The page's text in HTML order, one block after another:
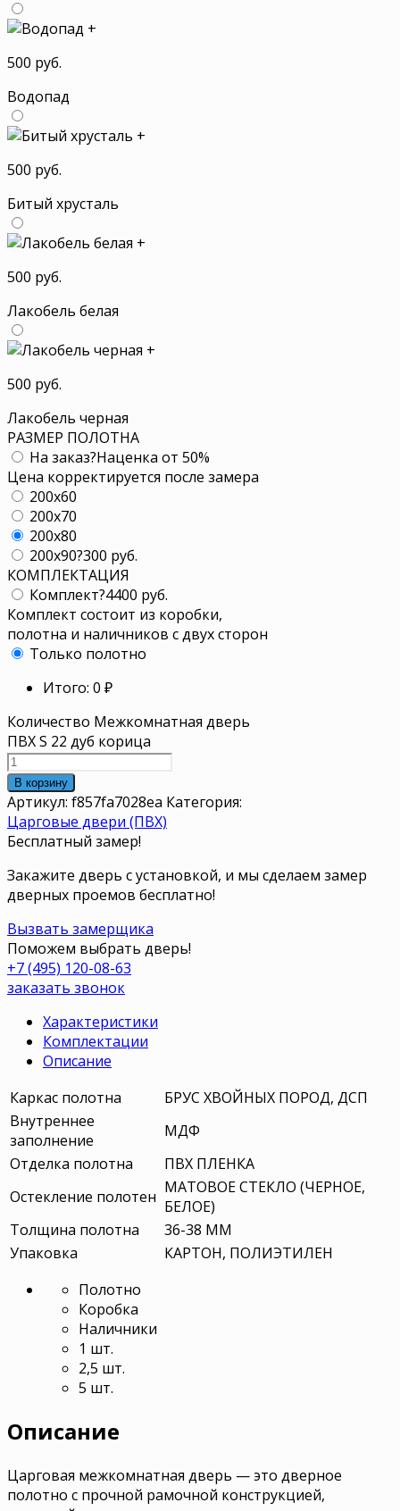
+
500 руб.
Водопад
+
500 руб.
Битый хрусталь
+
500 руб.
Лакобель белая
+
500 руб.
Лакобель черная
РАЗМЕР ПОЛОТНА
На заказ?Наценка от 50%
Цена корректируется после замера
200x60
200x70
200x80
200x90?300 руб.
КОМПЛЕКТАЦИЯ
Комплект?4400 руб.
Комплект состоит из коробки,
полотна и наличников с двух сторон
Только полотно
Итого: 0 ₽
Количество Межкомнатная дверь
ПВХ S 22 дуб корица
В корзину
Артикул: f857fa7028ea Категория:
Царговые двери (ПВХ)
Бесплатный замер!
Закажите дверь с установкой, и мы сделаем замер
дверных проемов бесплатно!
Вызвать замерщика
Поможем выбрать дверь!
+7 (495) 120-08-63
заказать звонок
Характеристики
Комплектации
Описание
Каркас полотна
БРУС ХВОЙНЫХ ПОРОД, ДСП
Внутреннее
заполнение
МДФ
Отделка полотна
ПВХ ПЛЕНКА
Остекление полотен МАТОВОЕ СТЕКЛО (ЧЕРНОЕ,
БЕЛОЕ)
Толщина полотна
36-38 ММ
Упаковка
КАРТОН, ПОЛИЭТИЛЕН
Полотно
Коробка
Наличники
1 шт.
2,5 шт.
5 шт.
Описание
Царговая межкомнатная дверь — это дверное
полотно с прочной рамочной конструкцией,